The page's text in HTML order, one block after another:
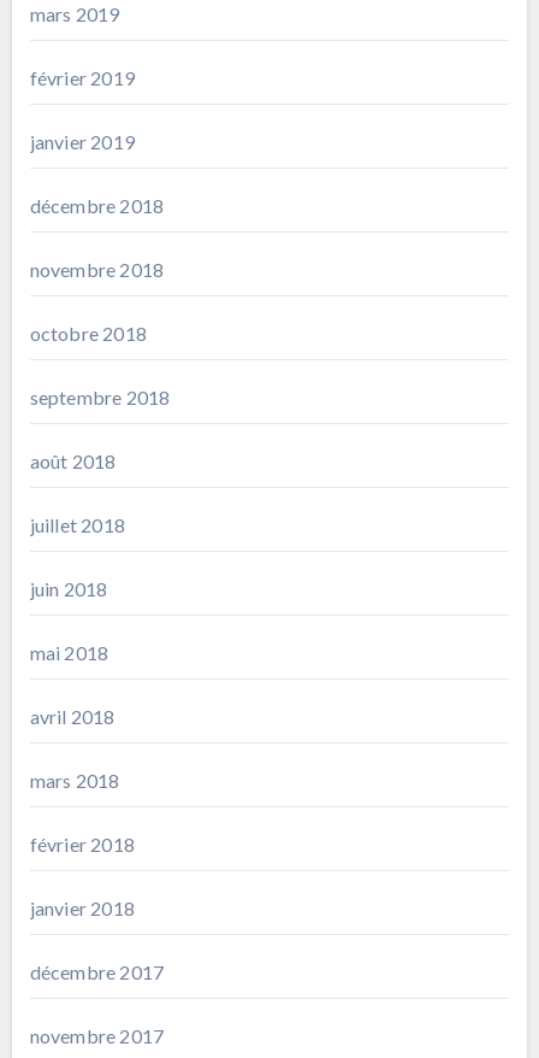
mars 2019
février 2019
janvier 2019
décembre 2018
novembre 2018
octobre 2018
septembre 2018
août 2018
juillet 2018
juin 2018
mai 2018
avril 2018
mars 2018
février 2018
janvier 2018
décembre 2017
novembre 2017